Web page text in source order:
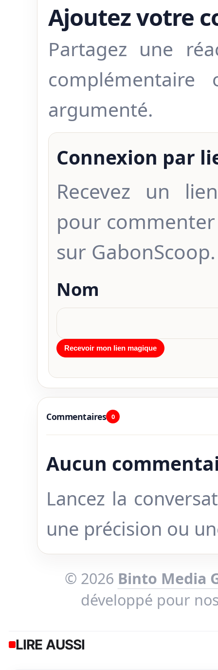
Ajoutez votre
Partagez une
argumenté.
Connexion par
Recevez un
pour
sur GabonScoop.
Nom
Commentaires 0
Aucun
Lancez la
une précision ou
© 2026 Binto Media
développé pour
LIRE AUSSI